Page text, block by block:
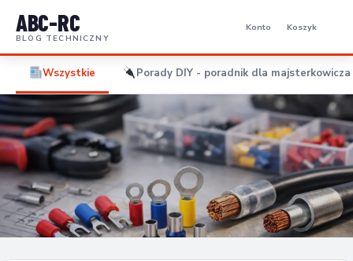
ABC-RC
BLOG TECHNICZNY
Konto Koszyk
Wszystkie Porady DIY - poradnik dla